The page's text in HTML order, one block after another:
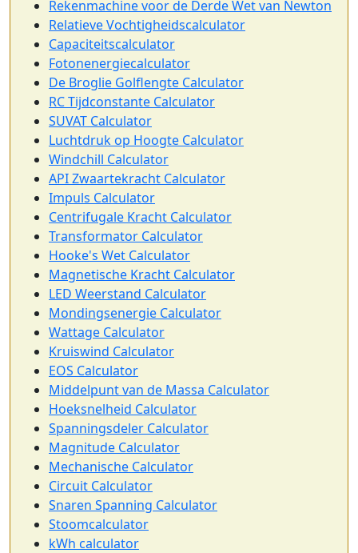
Rekenmachine voor de Derde Wet van Newton
Relatieve Vochtigheidscalculator
Capaciteitscalculator
Fotonenergiecalculator
De Broglie Golflengte Calculator
RC Tijdconstante Calculator
SUVAT Calculator
Luchtdruk op Hoogte Calculator
Windchill Calculator
API Zwaartekracht Calculator
Impuls Calculator
Centrifugale Kracht Calculator
Transformator Calculator
Hooke's Wet Calculator
Magnetische Kracht Calculator
LED Weerstand Calculator
Mondingsenergie Calculator
Wattage Calculator
Kruiswind Calculator
EOS Calculator
Middelpunt van de Massa Calculator
Hoeksnelheid Calculator
Spanningsdeler Calculator
Magnitude Calculator
Mechanische Calculator
Circuit Calculator
Snaren Spanning Calculator
Stoomcalculator
kWh calculator